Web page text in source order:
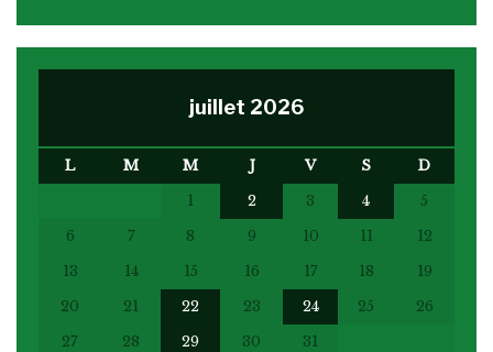
juillet 2026
L M M J V S
D
1
2 3 4
5
6
7 8 9 10 11
12
13
14 15 16 17 18
19
20
21 22 23 24 25
26
27
28 29 30
31